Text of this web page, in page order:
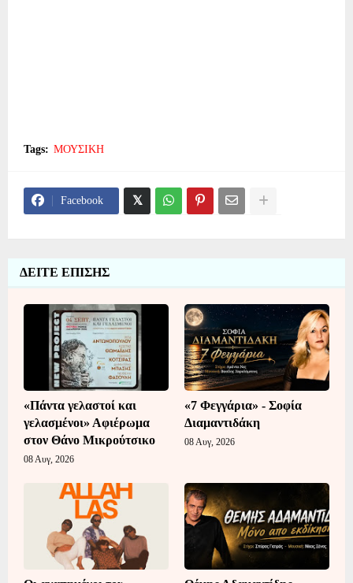
Tags: ΜΟΥΣΙΚΗ
Facebook
ΔΕΙΤΕ ΕΠΙΣΗΣ
«Πάντα γελαστοί και
γελασμένοι» Αφιέρωμα
στον Θάνο Μικρούτσικο
08 Αυγ, 2026
«7 Φεγγάρια» - Σοφία
Διαμαντιδάκη
08 Αυγ, 2026